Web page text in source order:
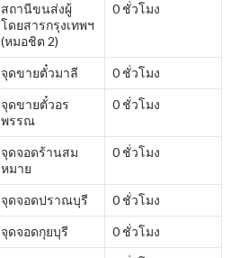
สถานีขนส่งผู้
โดยสารกรุงเทพฯ
(หมอชิต 2)
0 ชั่วโมง
จุดขายตั๋วมาลี 0 ชั่วโมง
จุดขายตั๋วอร
พรรณ
0 ชั่วโมง
จุดจอดร้านสม
หมาย
0 ชั่วโมง
จุดจอดปราณบุรี 0 ชั่วโมง
จุดจอดกุยบุรี 0 ชั่วโมง